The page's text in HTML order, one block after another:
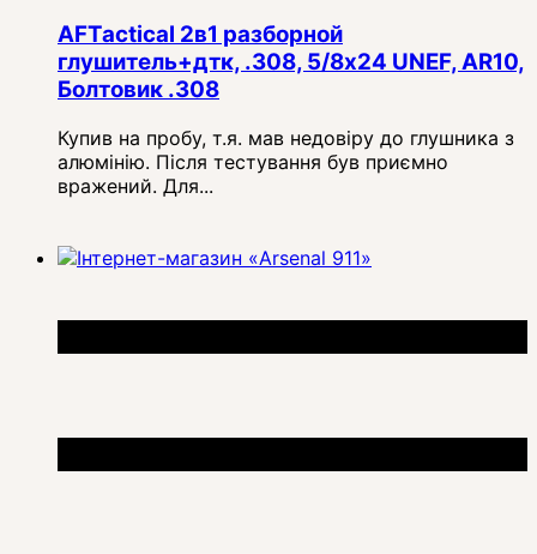
AFTactical 2в1 разборной
глушитель+дтк, .308, 5/8x24 UNEF, AR10,
Болтовик .308
Купив на пробу, т.я. мав недовіру до глушника з
алюмінію. Після тестування був приємно
вражений. Для...